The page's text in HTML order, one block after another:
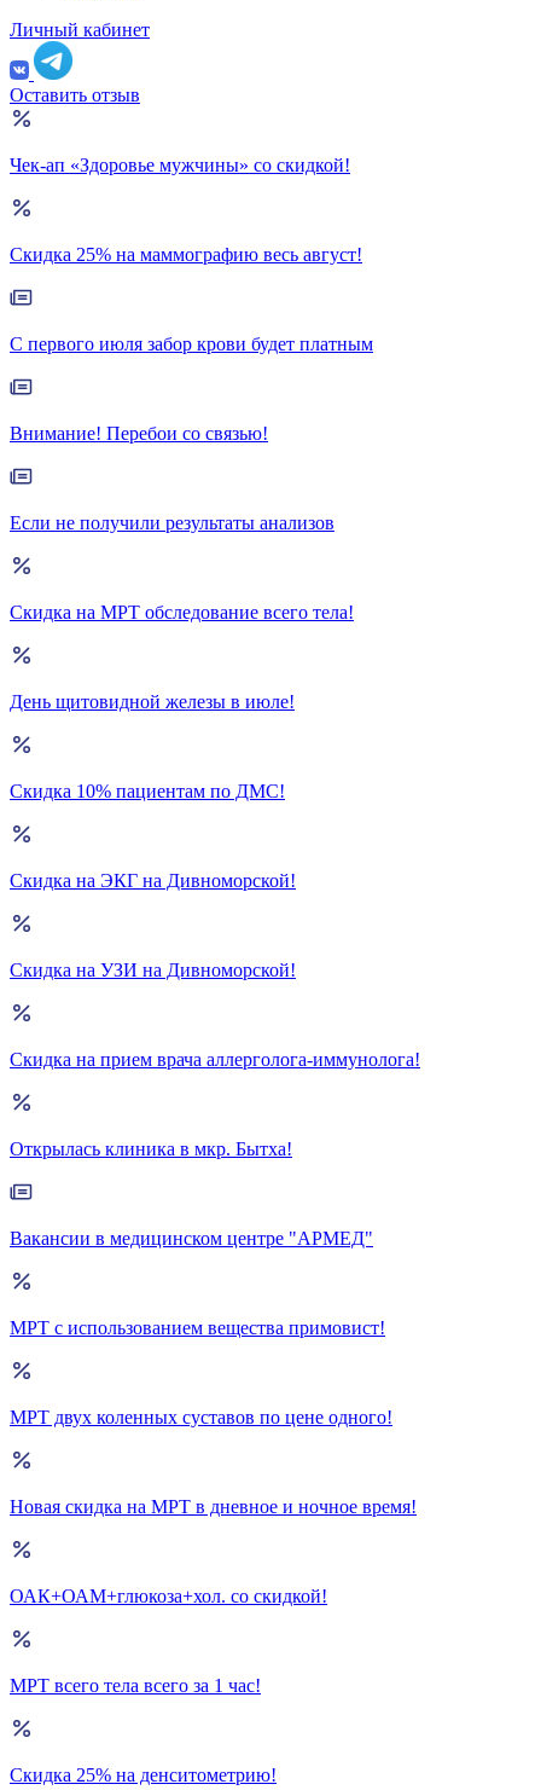
Личный кабинет
Оставить отзыв
Чек-ап «Здоровье мужчины» со скидкой!
Скидка 25% на маммографию весь август!
С первого июля забор крови будет платным
Внимание! Перебои со связью!
Если не получили результаты анализов
Скидка на МРТ обследование всего тела!
День щитовидной железы в июле!
Скидка 10% пациентам по ДМС!
Скидка на ЭКГ на Дивноморской!
Скидка на УЗИ на Дивноморской!
Скидка на прием врача аллерголога-иммунолога!
Открылась клиника в мкр. Бытха!
Вакансии в медицинском центре "АРМЕД"
МРТ с использованием вещества примовист!
МРТ двух коленных суставов по цене одного!
Новая скидка на МРТ в дневное и ночное время!
ОАК+ОАМ+глюкоза+хол. со скидкой!
МРТ всего тела всего за 1 час!
Скидка 25% на денситометрию!